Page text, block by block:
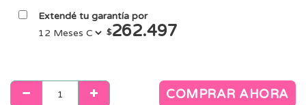
Extendé tu garantía por
$262.497
COMPRAR AHORA